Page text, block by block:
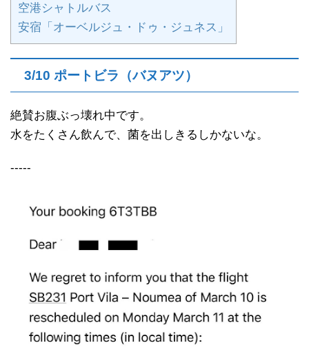
空港シャトルバス
安宿「オーベルジュ・ドゥ・ジュネス」
3/10 ポートビラ（バヌアツ）
絶賛お腹ぶっ壊れ中です。
水をたくさん飲んで、菌を出しきるしかないな。
-----